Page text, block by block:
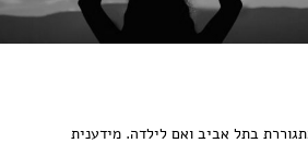
בתל אביב ואם לילדה. מידענית